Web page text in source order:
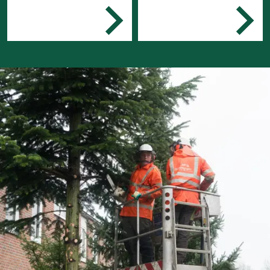
watersportbedrijven.
onderhoudt de
assisteert gasten bij
activiteiten
Je zorgt voor de
natuur, de grond en
het water
Je gebruikt
gereedschappen en
onderhoudt deze.